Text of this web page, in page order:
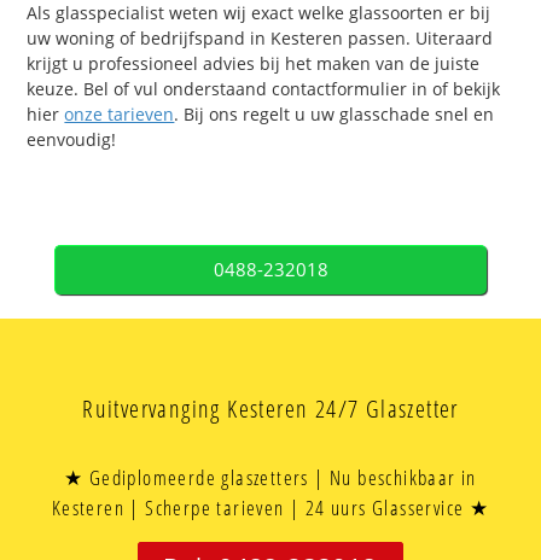
Als glasspecialist weten wij exact welke glassoorten er bij
uw woning of bedrijfspand in Kesteren passen. Uiteraard
krijgt u professioneel advies bij het maken van de juiste
keuze. Bel of vul onderstaand contactformulier in of bekijk
hieronze tarieven. Bij ons regelt u uw glasschade snel en
eenvoudig!
0488-232018
Ruitvervanging Kesteren 24/7 Glaszetter
★ Gediplomeerde glaszetters | Nu beschikbaar in
Kesteren | Scherpe tarieven | 24 uurs Glasservice ★